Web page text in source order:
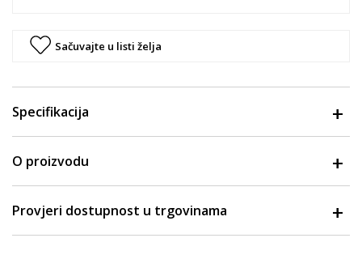
Sačuvajte u listi želja
Specifikacija
O proizvodu
Provjeri dostupnost u trgovinama